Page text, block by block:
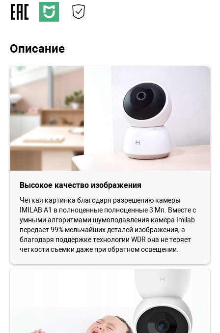
Описание
Высокое качество изображения
Четкая картинка благодаря разрешению камеры
IMILAB A1 в полноценные полноценные 3 Мп. Вместе с
умными алгоритмами шумоподавления камера Imilab
передает 99% мельчайших деталей изображения, а
благодаря поддержке технологии WDR она не теряет
четкости съемки даже при обратном освещении.